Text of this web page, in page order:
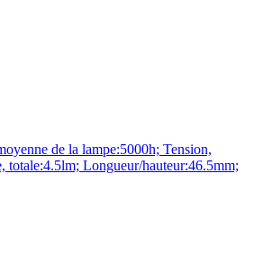
de la lampe:5000h; Tension,
Longueur/hauteur:46.5mm;